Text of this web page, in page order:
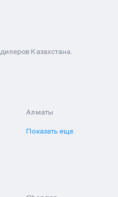
Казахстана.
Алматы
Показать еще